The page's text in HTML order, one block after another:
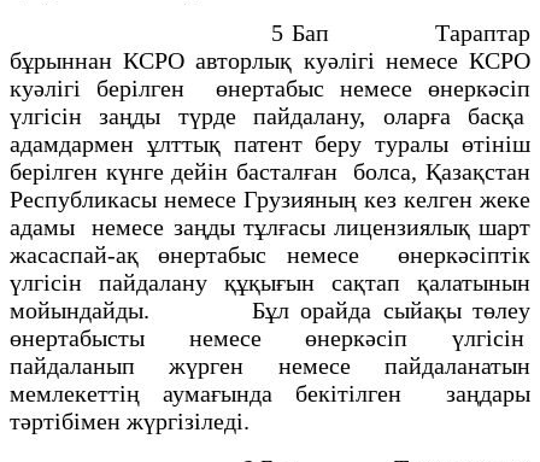
5 Бап Тараптар
бұрыннан КСРО авторлық куәлігі немесе КСРО
куәлігі берілген өнертабыс немесе өнеркәсіп
үлгісін заңды түрде пайдалану, оларға басқа
адамдармен ұлттық патент беру туралы өтініш
берілген күнге дейін басталған болса, Қазақстан
Республикасы немесе Грузияның кез келген жеке
адамы немесе заңды тұлғасы лицензиялық шарт
жасаспай-ақ өнертабыс немесе өнеркәсіптік
үлгісін пайдалану құқығын сақтап қалатынын
мойындайды. Бұл орайда сыйақы төлеу
өнертабысты немесе өнеркәсіп үлгісін
пайдаланып жүрген немесе пайдаланатын
мемлекеттің аумағында бекітілген заңдары
тәртібімен жүргізіледі.